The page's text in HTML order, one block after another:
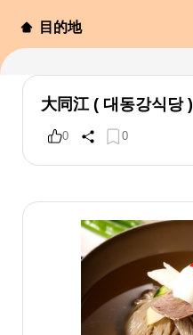
目的地
大同江 ( 대동강식당 )
0 0